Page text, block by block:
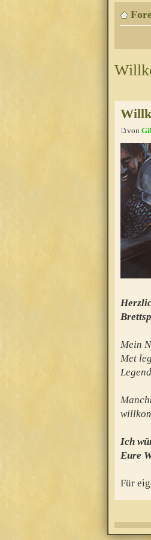
von
Mein
Met
Ich
Eure
Für